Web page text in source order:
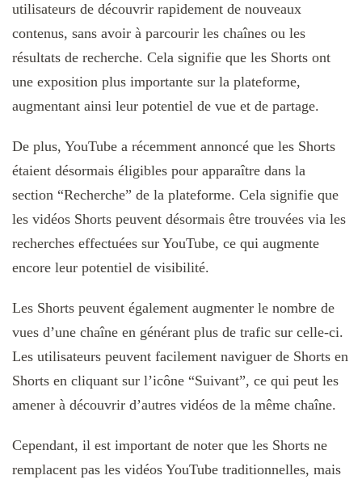
utilisateurs de découvrir rapidement de nouveaux
contenus, sans avoir à parcourir les chaînes ou les
résultats de recherche. Cela signifie que les Shorts ont
une exposition plus importante sur la plateforme,
augmentant ainsi leur potentiel de vue et de partage.
De plus, YouTube a récemment annoncé que les Shorts
étaient désormais éligibles pour apparaître dans la
section “Recherche” de la plateforme. Cela signifie que
les vidéos Shorts peuvent désormais être trouvées via les
recherches effectuées sur YouTube, ce qui augmente
encore leur potentiel de visibilité.
Les Shorts peuvent également augmenter le nombre de
vues d’une chaîne en générant plus de trafic sur celle-ci.
Les utilisateurs peuvent facilement naviguer de Shorts en
Shorts en cliquant sur l’icône “Suivant”, ce qui peut les
amener à découvrir d’autres vidéos de la même chaîne.
Cependant, il est important de noter que les Shorts ne
remplacent pas les vidéos YouTube traditionnelles, mais